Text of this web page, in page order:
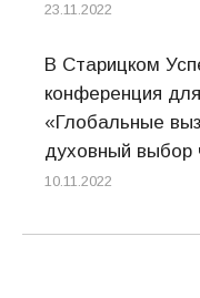
23.11.2022
В Старицком
конференция
«Глобальные
духовный выбор
10.11.2022